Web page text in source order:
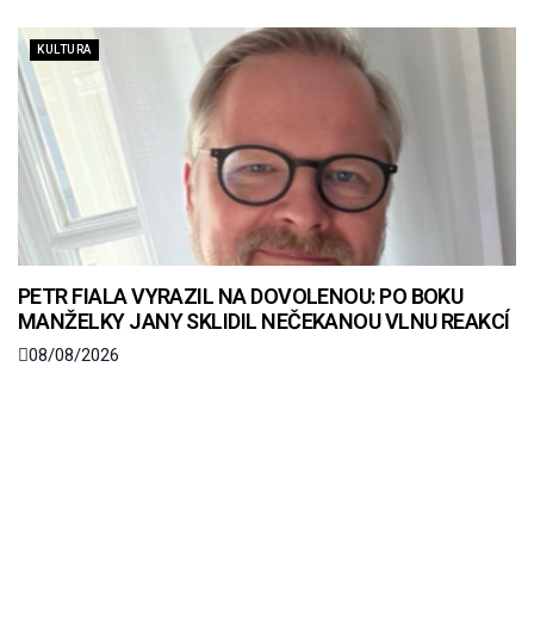
KULTURA
PETR FIALA VYRAZIL NA DOVOLENOU: PO BOKU
MANŽELKY JANY SKLIDIL NEČEKANOU VLNU REAKCÍ
08/08/2026